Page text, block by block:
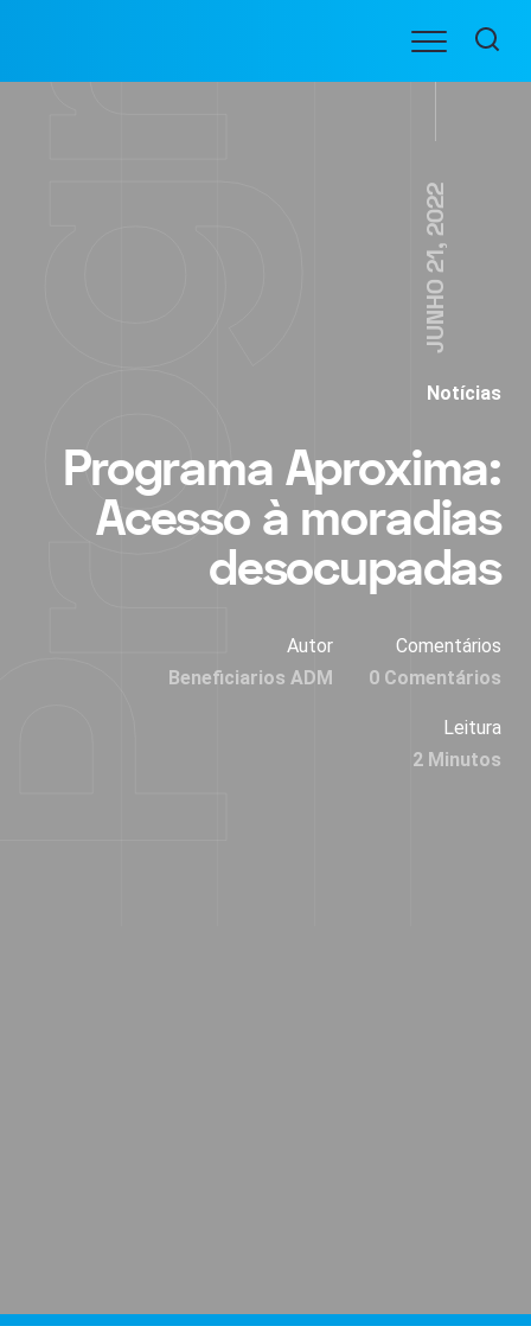
BENEFICIARIOS
Menu
JUNHO 21, 2022
Notícias
Programa Aproxima:
Acesso à moradias
desocupadas
Autor
Beneficiarios ADM
Comentários
0 Comentários
Leitura
2 Minutos